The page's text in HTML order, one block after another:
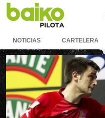
NOTICIAS CARTELERA